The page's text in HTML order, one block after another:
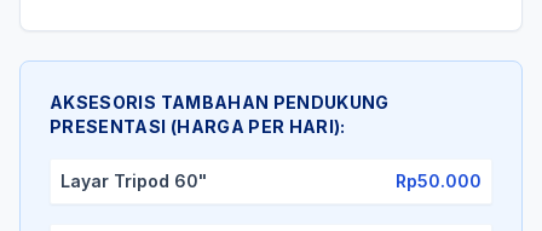
AKSESORIS TAMBAHAN PENDUKUNG
PRESENTASI (HARGA PER HARI):
Layar Tripod 60" Rp50.000